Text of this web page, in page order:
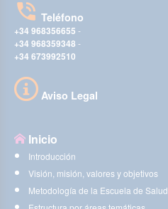
Teléfono
+34 968356655 -
+34 968359348 -
+34 673992510
Aviso Legal
Inicio
Introducción
Visión, misión, valores y objetivos
Metodología de la Escuela de Salud